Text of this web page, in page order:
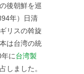
後朝鮮を巡
年）日清
リスの斡旋
は台湾の統
に台湾製
しました。